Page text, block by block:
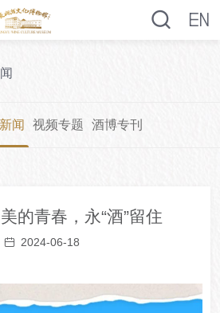
闻 视频专题 酒博专刊
的青春，永“酒”留住
2024-06-18